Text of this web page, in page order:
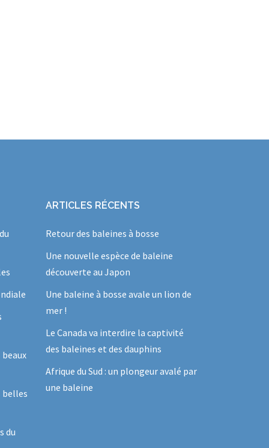
belles
du
ARTICLES RÉCENTS
Retour des baleines à bosse
Une nouvelle espèce de baleine
découverte au Japon
Une baleine à bosse avale un lion de
mer !
Le Canada va interdire la captivité
des baleines et des dauphins
Afrique du Sud : un plongeur avalé par
une baleine